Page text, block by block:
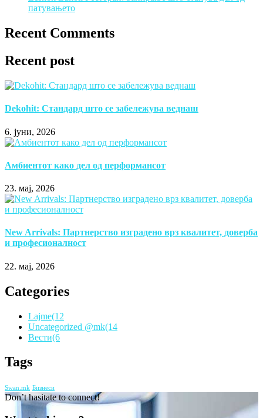
патувањето
Recent Comments
Recent post
Dekohit: Стандард што се забележува веднаш
6. јуни, 2026
Амбиентот како дел од перформансот
23. мај, 2026
New Arrivals: Партнерство изградено врз квалитет, доверба
и професионалност
22. мај, 2026
Categories
Lajme(12
Uncategorized @mk(14
Вести(6
Tags
Swan.mk Бизнеси
Don’t hasitate to connect!